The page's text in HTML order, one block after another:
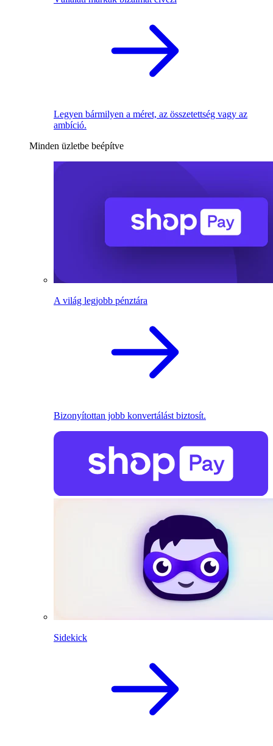
Legyen bármilyen a méret, az összetettség vagy az
ambíció.
Minden üzletbe beépítve
A világ legjobb pénztára
Bizonyítottan jobb konvertálást biztosít.
Sidekick